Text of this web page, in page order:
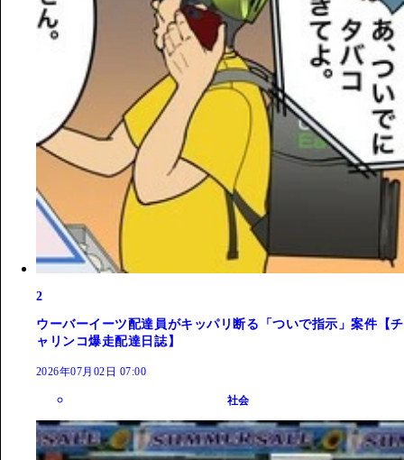
2
ウーバーイーツ配達員がキッパリ断る「ついで指示」案件【チ
ャリンコ爆走配達日誌】
2026年07月02日 07:00
社会